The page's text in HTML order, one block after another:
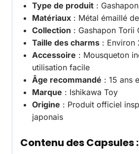
Type de produit :
Matériaux : Métal émaillé
Collection : Gashapon Torii
Taille des charms : Environ
Accessoire : Mousqueton
utilisation facile
Âge recommandé : 15 ans
Marque : Ishikawa Toy
Origine : Produit officiel
japonais
Contenu des Capsules :